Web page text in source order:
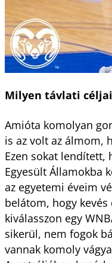
Milyen távlati
Amióta komolyan
is az volt az álmom,
Ezen sokat lendített,
Egyesült Államokba
az egyetemi éveim
belátom, hogy
kiválasszon egy
sikerül, nem fogok
vannak komoly